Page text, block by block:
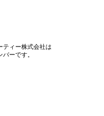
ティー株式会社は
ーです。